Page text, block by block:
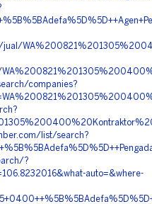
jual/
companies?
list/search?
?
auto=&where-